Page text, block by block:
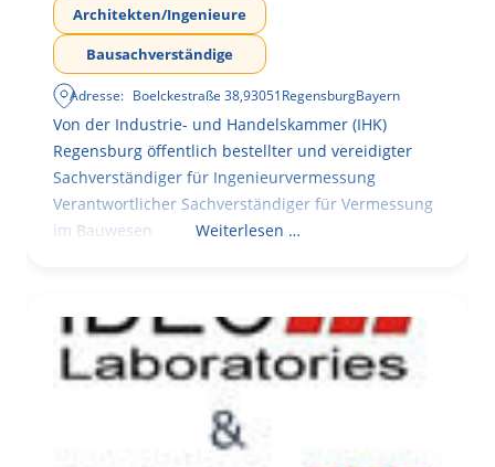
Architekten/Ingenieure
Bausachverständige
Adresse: Boelckestraße 38,93051RegensburgBayern
Von der Industrie- und Handelskammer (IHK)
Regensburg öffentlich bestellter und vereidigter
Sachverständiger für Ingenieurvermessung
Verantwortlicher Sachverständiger für Vermessung
im Bauwesen
Weiterlesen …